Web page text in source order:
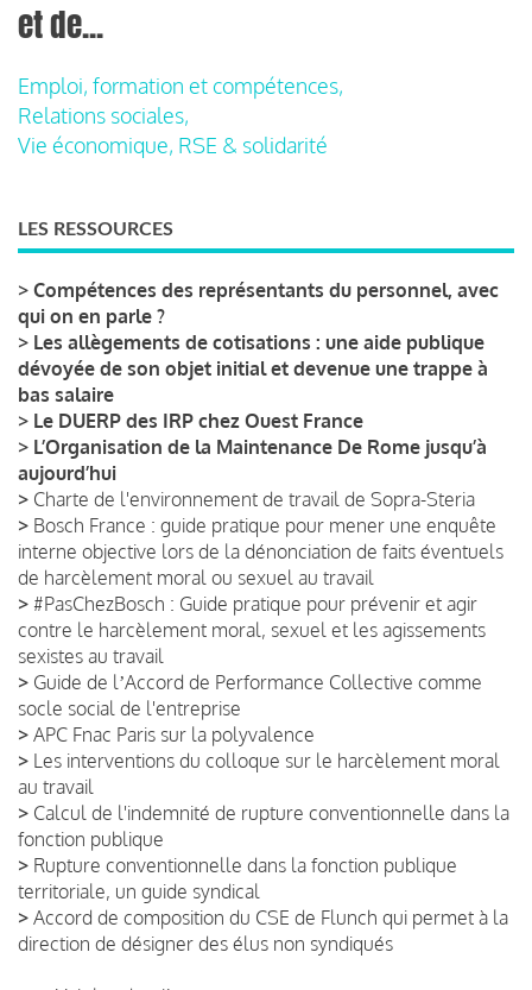
et de...
Emploi, formation et compétences,
Relations sociales,
Vie économique, RSE & solidarité
LES RESSOURCES
> Compétences des représentants du personnel, avec
qui on en parle ?
> Les allègements de cotisations : une aide publique
dévoyée de son objet initial et devenue une trappe à
bas salaire
> Le DUERP des IRP chez Ouest France
> L’Organisation de la Maintenance De Rome jusqu’à
aujourd’hui
> Charte de l'environnement de travail de Sopra-Steria
> Bosch France : guide pratique pour mener une enquête
interne objective lors de la dénonciation de faits éventuels
de harcèlement moral ou sexuel au travail
> #PasChezBosch : Guide pratique pour prévenir et agir
contre le harcèlement moral, sexuel et les agissements
sexistes au travail
> Guide de lʼAccord de Performance Collective comme
socle social de l'entreprise
> APC Fnac Paris sur la polyvalence
> Les interventions du colloque sur le harcèlement moral
au travail
> Calcul de l'indemnité de rupture conventionnelle dans la
fonction publique
> Rupture conventionnelle dans la fonction publique
territoriale, un guide syndical
> Accord de composition du CSE de Flunch qui permet à la
direction de désigner des élus non syndiqués